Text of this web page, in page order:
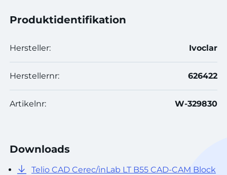
Produktidentifikation
Hersteller: Ivoclar
Herstellernr: 626422
Artikelnr: W-329830
Downloads
Telio CAD Cerec/inLab LT B55 CAD-CAM Block